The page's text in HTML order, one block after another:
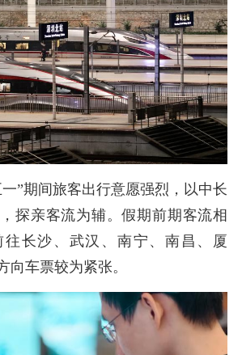
”期间旅客出行意愿强烈，以中长
探亲客流为辅。假期前期客流相
长沙、武汉、南宁、南昌、厦
向车票较为紧张。